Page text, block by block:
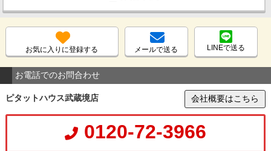
お気に入りに登録する メールで送る LINEで送る
お電話でのお問合わせ
ピタットハウス武蔵境店 会社概要はこちら
0120-72-3966